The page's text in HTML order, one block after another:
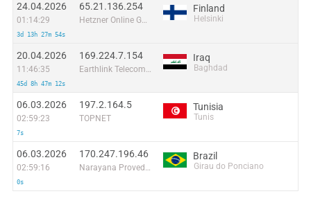
24.04.2026
01:14:29
3d 13h 27m 54s
65.21.136.254
Hetzner Online GmbH
Finland
Helsinki
20.04.2026
11:46:35
45d 8h 47m 12s
169.224.7.154
Earthlink Telecommunications Equipment Trading & Services DMCC
Iraq
Baghdad
06.03.2026
02:59:23
7s
197.2.164.5
TOPNET
Tunisia
Tunis
06.03.2026
02:59:16
0s
170.247.196.46
Narayana Provedor de Internet Ltda
Brazil
Girau do Ponciano